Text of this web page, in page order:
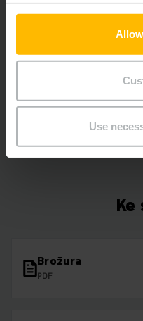
Use
Oboustranné ovládání
Nosné kolo jednoduché
Ke
Brožura
PDF